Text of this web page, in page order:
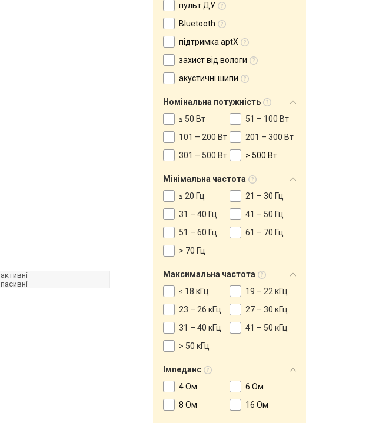
активні
пасивні
пульт ДУ
Bluetooth
підтримка aptX
захист від вологи
акустичні шипи
Номінальна потужність
≤ 50 Вт
51 – 100 Вт
101 – 200 Вт
201 – 300 Вт
301 – 500 Вт
> 500 Вт
Мінімальна частота
≤ 20 Гц
21 – 30 Гц
31 – 40 Гц
41 – 50 Гц
51 – 60 Гц
61 – 70 Гц
> 70 Гц
Максимальна частота
≤ 18 кГц
19 – 22 кГц
23 – 26 кГц
27 – 30 кГц
31 – 40 кГц
41 – 50 кГц
> 50 кГц
Імпеданс
4 Ом
6 Ом
8 Ом
16 Ом